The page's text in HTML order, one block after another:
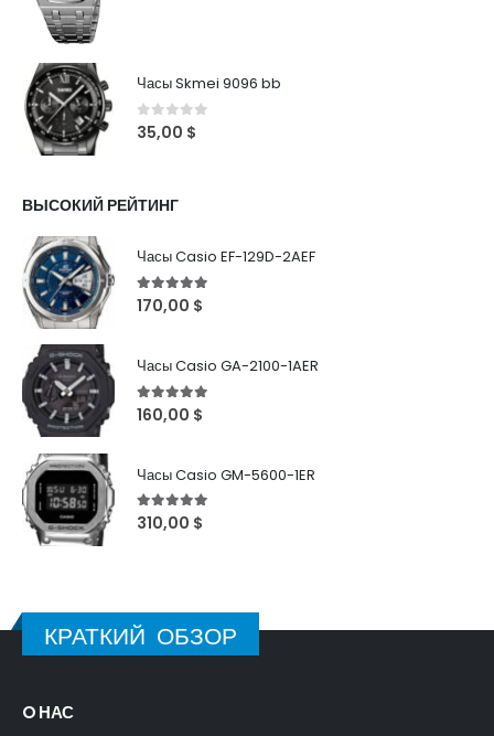
Часы Skmei 9096 bb
0out of 5
35,00 $
ВЫСОКИЙ РЕЙТИНГ
Часы Casio EF-129D-2AEF
5out of 5
170,00 $
Часы Casio GA-2100-1AER
5out of 5
160,00 $
Часы Casio GM-5600-1ER
5out of 5
310,00 $
КРАТКИЙ ОБЗОР
O НАС